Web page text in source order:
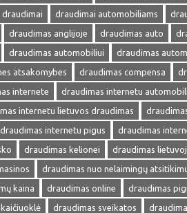
draudimai draudimai automobiliams
draudimas anglijoje draudimas auto
draudimas automobiliui
draudimas
atsakomybes draudimas compensa
internete
draudimas internetu
internetu lietuvos draudimas
draudimas internetu pigus
draudimas
draudimas kelionei draudimas
draudimas nuo nelaimingų
kaina
draudimas online draudimas
draudimas sveikatos